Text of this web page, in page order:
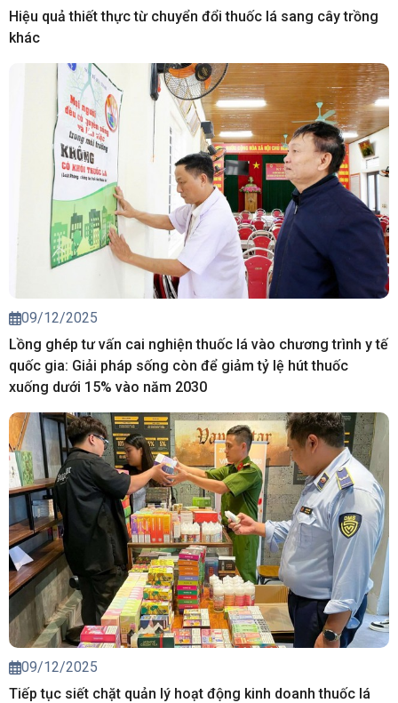
Hiệu quả thiết thực từ chuyển đổi thuốc lá sang cây trồng
khác
09/12/2025
Lồng ghép tư vấn cai nghiện thuốc lá vào chương trình y tế
quốc gia: Giải pháp sống còn để giảm tỷ lệ hút thuốc
xuống dưới 15% vào năm 2030
09/12/2025
Tiếp tục siết chặt quản lý hoạt động kinh doanh thuốc lá